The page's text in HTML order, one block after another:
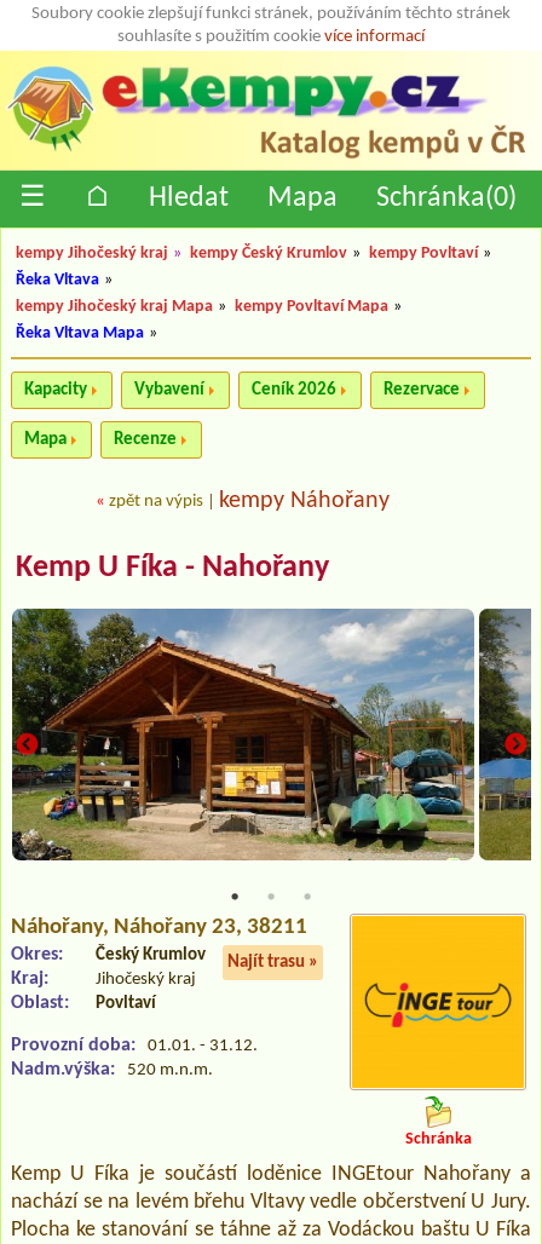
Soubory cookie zlepšují funkci stránek, používáním těchto stránek
souhlasíte s použitím cookie více informací
☰ ⌂ Hledat Mapa Schránka(0)
kempy Jihočeský kraj » kempy Český Krumlov » kempy Povltaví »
Řeka Vltava »
kempy Jihočeský kraj Mapa » kempy Povltaví Mapa »
Řeka Vltava Mapa »
Kapacity Vybavení Ceník 2026 Rezervace
Mapa Recenze
« zpět na výpis kempy Náhořany
Kemp U Fíka - Nahořany
Náhořany, Náhořany 23, 38211
Najít trasu »
Okres: Český Krumlov
Kraj: Jihočeský kraj
Oblast: Povltaví
Provozní doba: 01.01. - 31.12.
Nadm.výška: 520 m.n.m.
Schránka
Kemp U Fíka je součástí loděnice INGEtour Nahořany a
nachází se na levém břehu Vltavy vedle občerstvení U Jury.
Plocha ke stanování se táhne až za Vodáckou baštu U Fíka